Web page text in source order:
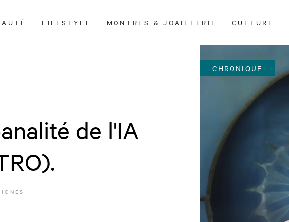
LIFESTYLE MONTRES & JOAILLERIE CULTURE
de l'IA
CHRONIQUE